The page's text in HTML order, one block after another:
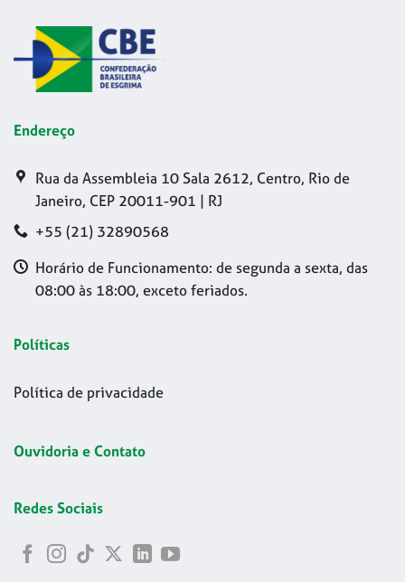
Endereço
Rua da Assembleia 10 Sala 2612, Centro, Rio de
Janeiro, CEP 20011-901 | RJ
+55 (21) 32890568
Horário de Funcionamento: de segunda a sexta, das
08:00 às 18:00, exceto feriados.
Políticas
Política de privacidade
Ouvidoria e Contato
Redes Sociais